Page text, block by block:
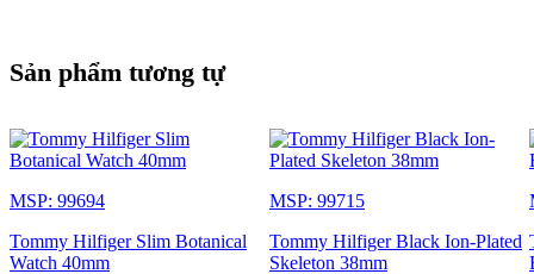
Sản phẩm tương tự
MSP: 99694
Tommy Hilfiger Slim Botanical
Watch 40mm
MSP: 99715
Tommy Hilfiger Black Ion-Plated
Skeleton 38mm